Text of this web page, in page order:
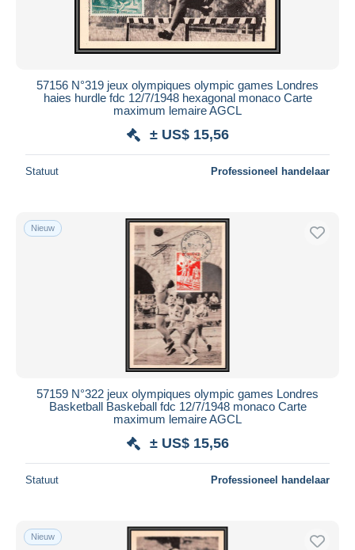
Alle looptijden
Eindigt binnen
Van US$
Bankoverschrijving
Mastercard
Bancontact
Maestro
Woonplaats van de verkoper
Wereldwijd
57156 N°319 jeux olympiques olympic games Londres
haies hurdle fdc 12/7/1948 hexagonal monaco Carte
maximum lemaire AGCL
± US$ 15,56
Statuut Professioneel handelaar
Nieuw
57159 N°322 jeux olympiques olympic games Londres
Basketball Baskeball fdc 12/7/1948 monaco Carte
maximum lemaire AGCL
± US$ 15,56
Statuut Professioneel handelaar
Nieuw